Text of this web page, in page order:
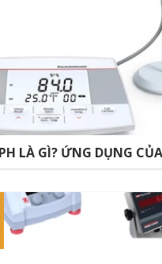
LÀ GÌ? ỨNG DỤNG